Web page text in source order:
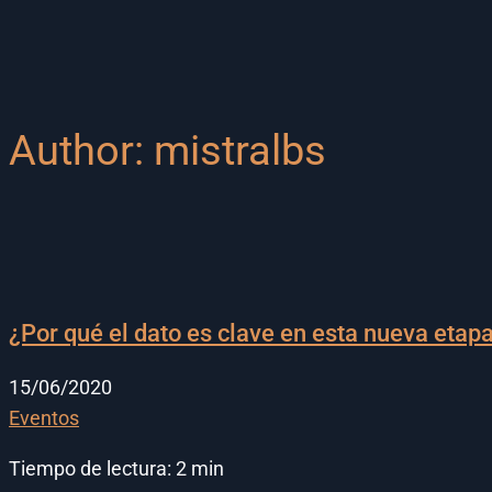
Author: mistralbs
¿Por qué el dato es clave en esta nueva
15/06/2020
Eventos
Tiempo de lectura: 2 min